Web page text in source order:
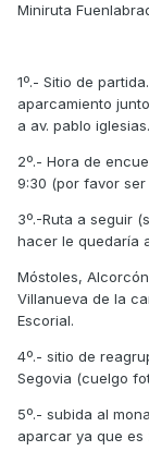
Miniruta
1º.- Sitio de
aparcamiento
a av. pablo iglesias.
2º.- Hora de
9:30 (por favor ser
3º.-Ruta a seguir
hacer le quedaría
Móstoles,
Villanueva de la
Escorial.
4º.- sitio de
Segovia (cuelgo
5º.- subida al
aparcar ya que es